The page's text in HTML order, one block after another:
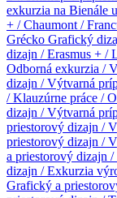
exkurzia na Bienále
+ / Chaumont /
Grécko Grafický
dizajn / Erasmus + /
Odborná exkurzia /
dizajn / Výtvarná
/ Klauzúrne práce /
dizajn / Výtvarná
priestorový dizajn /
priestorový dizajn /
a priestorový dizajn
dizajn / Exkurzia
Grafický a